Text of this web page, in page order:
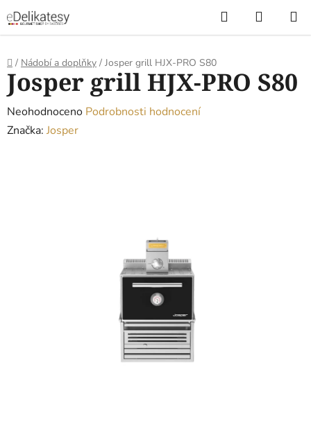
na
obsah
Hledat
KOŠÍK
Domů
/ Nádobí a doplňky / Josper grill HJX-PRO S80
Josper grill HJX-PRO S80
Průměrné
hodnocení
Neohodnoceno Podrobnosti hodnocení
Značka: Josper